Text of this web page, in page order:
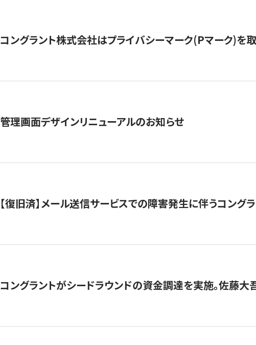
コングラント株式会社はプライバシーマーク(Pマーク)を
管理画面デザインリニューアルのお知らせ
【復旧済】メール送信サービスでの障害発生に伴うコング
コングラントがシードラウンドの資金調達を実施。佐藤大